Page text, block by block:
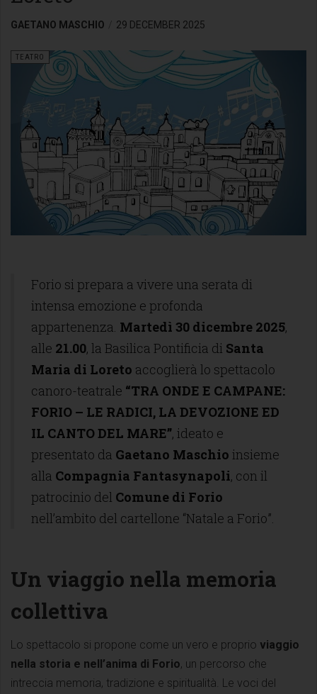
GAETANO MASCHIO 29 DECEMBER 2025
TEATRO
Forio si prepara a vivere una serata di
intensa emozione e profonda
appartenenza. Martedì 30 dicembre 2025,
alle 21.00, la Basilica Pontificia di Santa
Maria di Loreto accoglierà lo spettacolo
canoro-teatrale “TRA ONDE E CAMPANE:
FORIO – LE RADICI, LA DEVOZIONE ED
IL CANTO DEL MARE”, ideato e
presentato da Gaetano Maschio insieme
alla Compagnia Fantasynapoli, con il
patrocinio del Comune di Forio
nell’ambito del cartellone “Natale a Forio”.
Un viaggio nella memoria
collettiva
Lo spettacolo si propone come un vero e proprio viaggio
nella storia e nell’anima di Forio, un percorso che
intreccia memoria, tradizione e spiritualità. Le voci del